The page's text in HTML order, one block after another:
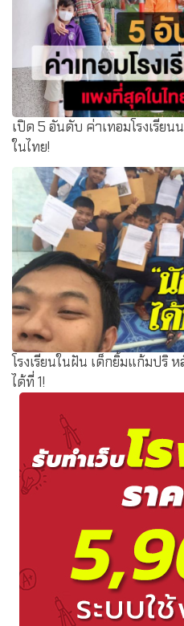
เปิด 5 อันดับ ค่าเทอมโรงเรีย
ในไทย!
โรงเรียนในฝัน เด็กยิ้มแก้มปริ
ได้ที่ 1!